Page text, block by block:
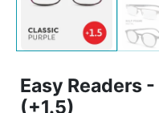
Easy Readers
(+1.5)